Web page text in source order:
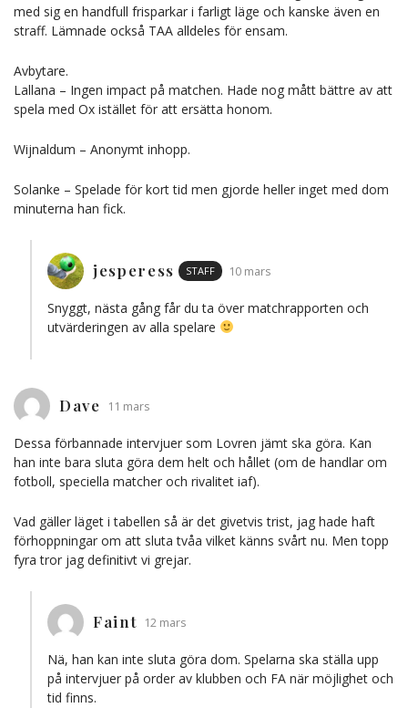
med sig en handfull frisparkar i farligt läge och kanske även en
straff. Lämnade också TAA alldeles för ensam.
Avbytare.
Lallana – Ingen impact på matchen. Hade nog mått bättre av att
spela med Ox istället för att ersätta honom.
Wijnaldum – Anonymt inhopp.
Solanke – Spelade för kort tid men gjorde heller inget med dom
minuterna han fick.
jesperess STAFF 10 mars
Snyggt, nästa gång får du ta över matchrapporten och
utvärderingen av alla spelare
Dave 11 mars
Dessa förbannade intervjuer som Lovren jämt ska göra. Kan
han inte bara sluta göra dem helt och hållet (om de handlar om
fotboll, speciella matcher och rivalitet iaf).
Vad gäller läget i tabellen så är det givetvis trist, jag hade haft
förhoppningar om att sluta tvåa vilket känns svårt nu. Men topp
fyra tror jag definitivt vi grejar.
Faint 12 mars
Nä, han kan inte sluta göra dom. Spelarna ska ställa upp
på intervjuer på order av klubben och FA när möjlighet och
tid finns.